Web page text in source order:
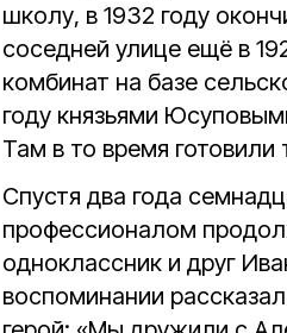
школу, в 1932 году
соседней улице ещё в
комбинат на базе
году князьями
Там в то время
Спустя два года
профессионалом
одноклассник и друг
воспоминании